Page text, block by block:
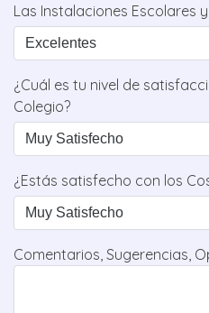
Las Instalaciones Escolares
¿Cuál es tu nivel de
Colegio?
¿Estás satisfecho con los
Comentarios, Sugerencias,